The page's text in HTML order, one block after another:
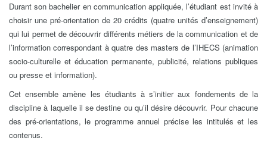
Durant son bachelier en communication appliquée, l’étudiant est invité à
choisir une pré-orientation de 20 crédits (quatre unités d’enseignement)
qui lui permet de découvrir différents métiers de la communication et de
l’information correspondant à quatre des masters de l’IHECS (animation
socio-culturelle et éducation permanente, publicité, relations publiques
ou presse et information).
Cet ensemble amène les étudiants à s’initier aux fondements de la
discipline à laquelle il se destine ou qu’il désire découvrir. Pour chacune
des pré-orientations, le programme annuel précise les intitulés et les
contenus.